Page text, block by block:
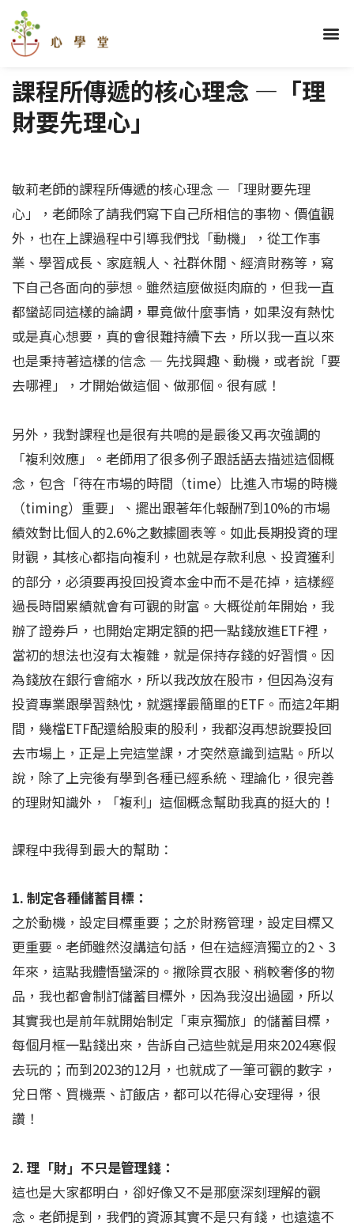
選
課程所傳遞的核心理念 —「理
財要先理心」
敏莉老師的課程所傳遞的核心理念 —「理財要先理
心」，老師除了請我們寫下自己所相信的事物、價值觀
外，也在上課過程中引導我們找「動機」，從工作事
業、學習成長、家庭親人、社群休閒、經濟財務等，寫
下自己各面向的夢想。雖然這麼做挺肉麻的，但我一直
都蠻認同這樣的論調，畢竟做什麼事情，如果沒有熱忱
或是真心想要，真的會很難持續下去，所以我一直以來
也是秉持著這樣的信念 — 先找興趣、動機，或者說「要
去哪裡」，才開始做這個、做那個。很有感！
另外，我對課程也是很有共鳴的是最後又再次強調的
「複利效應」。老師用了很多例子跟話語去描述這個概
念，包含「待在市場的時間（time）比進入市場的時機
（timing）重要」、擺出跟著年化報酬7到10%的市場
績效對比個人的2.6%之數據圖表等。如此長期投資的理
財觀，其核心都指向複利，也就是存款利息、投資獲利
的部分，必須要再投回投資本金中而不是花掉，這樣經
過長時間累績就會有可觀的財富。大概從前年開始，我
辦了證券戶，也開始定期定額的把一點錢放進ETF裡，
當初的想法也沒有太複雜，就是保持存錢的好習慣。因
為錢放在銀行會縮水，所以我改放在股市，但因為沒有
投資專業跟學習熱忱，就選擇最簡單的ETF。而這2年期
間，幾檔ETF配還給股東的股利，我都沒再想說要投回
去市場上，正是上完這堂課，才突然意識到這點。所以
說，除了上完後有學到各種已經系統、理論化，很完善
的理財知識外，「複利」這個概念幫助我真的挺大的！
課程中我得到最大的幫助：
1. 制定各種儲蓄目標：
之於動機，設定目標重要；之於財務管理，設定目標又
更重要。老師雖然沒講這句話，但在這經濟獨立的2、3
年來，這點我體悟蠻深的。撇除買衣服、稍較奢侈的物
品，我也都會制訂儲蓄目標外，因為我沒出過國，所以
其實我也是前年就開始制定「東京獨旅」的儲蓄目標，
每個月框一點錢出來，告訴自己這些就是用來2024寒假
去玩的；而到2023的12月，也就成了一筆可觀的數字，
兌日幣、買機票、訂飯店，都可以花得心安理得，很
讚！
2. 理「財」不只是管理錢：
這也是大家都明白，卻好像又不是那麼深刻理解的觀
念。老師提到，我們的資源其實不是只有錢，也遠遠不